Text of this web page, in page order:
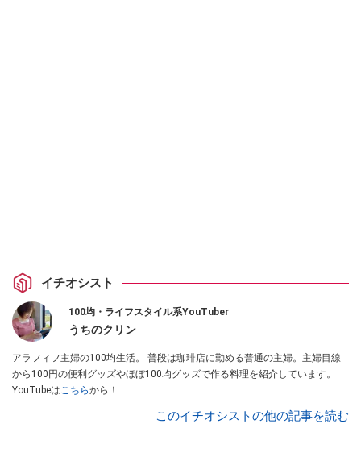
イチオシスト
100均・ライフスタイル系YouTuber
うちのクリン
アラフィフ主婦の100均生活。 普段は珈琲店に勤める普通の主婦。主婦目線
から100円の便利グッズやほぼ100均グッズで作る料理を紹介しています。
YouTubeはこちらから！
このイチオシストの他の記事を読む